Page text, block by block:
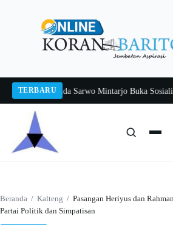
TERBARU
2026Pj Sekda Sarwo Mintarjo Buka Sosialisasi
Beranda / Kalteng / Pasangan Heriyus dan
Partai Politik dan Simpatisan